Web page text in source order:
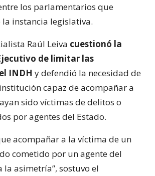
los parlamentarios que
instancia legislativa.
Raúl Leiva cuestionó la
de limitar las
INDH y defendió la necesidad de
capaz de acompañar a
sido víctimas de delitos o
por agentes del Estado.
acompañar a la víctima de un
cometido por un agente del
la asimetría”, sostuvo el